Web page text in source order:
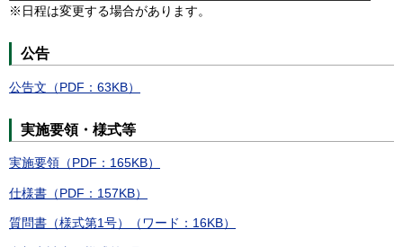
※日程は変更する場合があります。
公告
公告文（PDF：63KB）
実施要領・様式等
実施要領（PDF：165KB）
仕様書（PDF：157KB）
質問書（様式第1号）（ワード：16KB）